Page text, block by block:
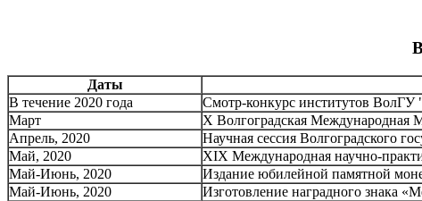
Даты
В течение 2020 года
Смотр-конкурс институтов ВолГУ
Март
X Волгоградская Международная
Апрель, 2020
Научная сессия Волгоградского
Май, 2020
XIX Международная научно-
Май-Июнь, 2020
Издание юбилейной памятной
Май-Июнь, 2020
Изготовление наградного знака